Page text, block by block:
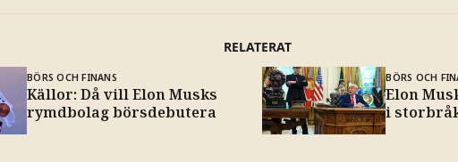
RELATERAT
BÖRS OCH FINANS
Källor: Då vill Elon Musks
rymdbolag börsdebutera
BÖRS OCH
Elon
i